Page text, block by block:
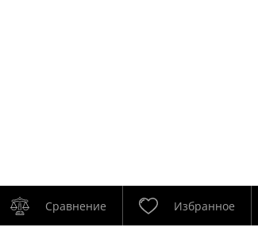
Сравнение Избранное